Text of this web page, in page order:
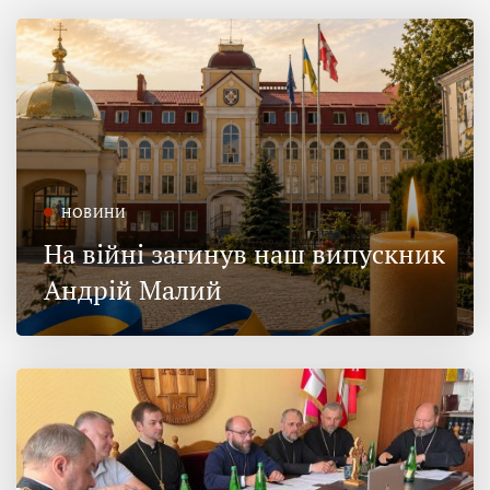
НОВИНИ
На війні загинув наш випускник
Андрій Малий